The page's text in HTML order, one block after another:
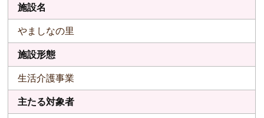
施設名
やましなの里
施設形態
生活介護事業
主たる対象者